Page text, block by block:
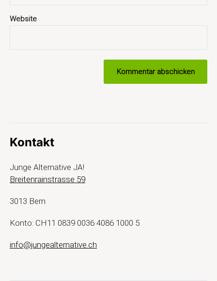
Website
Kontakt
Junge Alternative JA!
Breitenrainstrasse 59
3013 Bern
Konto: CH11 0839 0036 4086 1000 5
info@jungealternative.ch